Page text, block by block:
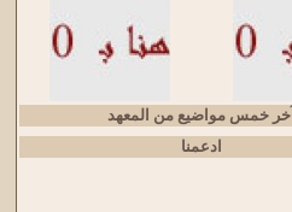
آخر خمس مواضيع من المعهد
ادعمنا